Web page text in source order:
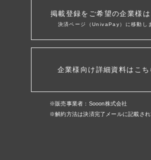
掲載登録をご希望の企業様は
決済ページ（UnivaPay）に移動し
企業様向け詳細資料はこ
※販売事業者：Sooon株式会社
※解約方法は決済完了メールに記載さ